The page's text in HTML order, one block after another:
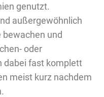
genutzt.
außergewöhnlich
und
oder
dabei fast komplett
meist kurz nachdem